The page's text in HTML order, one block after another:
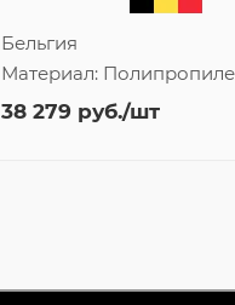
Бельгия
Материал:
38 279 руб./шт